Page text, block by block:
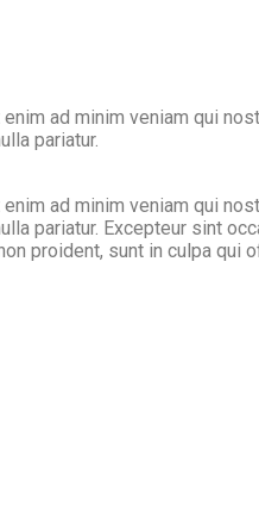
ad minim veniam qui
pariatur.
ad minim veniam qui
pariatur. Excepteur sint
proident, sunt in culpa qui